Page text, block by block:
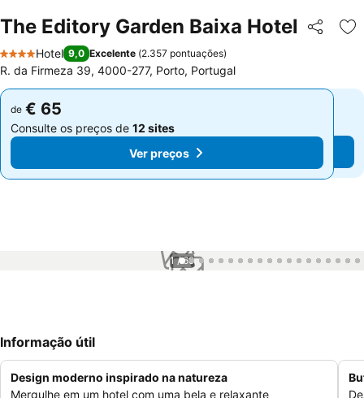
The Editory Garden Baixa Hotel Partilhar
4 Estrelas
Hotel 9,0 Excelente (2.357 pontuações)
R. da Firmeza 39, 4000-277, Porto, Portugal
de € 65
Consulte os preços de 12 sites
Ver preços
de € 65
Consulte os preços de 12 sites
Ver preços
1 / 69
Informação útil
Design moderno inspirado na natureza
Mergulhe em um hotel com uma bela e relaxante